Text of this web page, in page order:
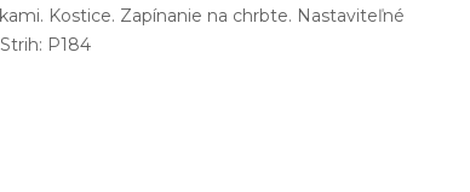
Kostice. Zapínanie na chrbte. Nastaviteľné
P184